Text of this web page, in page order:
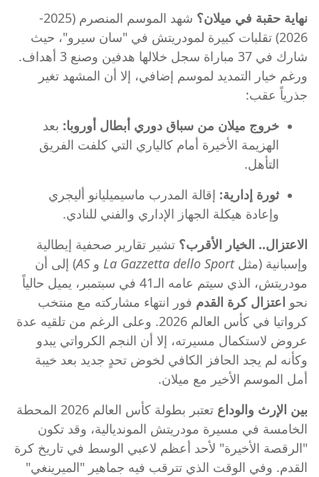
نهاية حقبة في ميلان؟
شهد الموسم المنصرم (2025-
2026) تقلبات كبيرة لمودريتش في "سان سيرو"، حيث
شارك في 37 مباراة سجل خلالها هدفين وصنع 3 أهداف.
ورغم خيار التمديد لموسم إضافي، إلا أن المشهد تغير
جذرياً عقب:
خروج ميلان من سباق دوري أبطال أوروبا: بعد
الهزيمة الأخيرة أمام كالياري التي كلفت الفريق
التأهل.
ثورة إدارية: إقالة المدرب ماسيميليانو أليجري
وإعادة هيكلة الجهاز الإداري والفني للنادي.
الاعتزال.. الخيار الأقرب؟ تشير تقارير صحفية إيطالية
وإسبانية (مثلLa Gazzetta dello Sport و AS) إلى أن
مودريتش، الذي سيتم عامه الـ41 في سبتمبر، يميل حالياً
نحو اعتزال كرة القدم فور انتهاء مشاركته مع منتخب
كرواتيا في كأس العالم 2026. وعلى الرغم من تلقيه عدة
عروض لاستكمال مسيرته، إلا أن النجم الكرواتي يبدو
وكأنه لم يجد الحافز الكافي لخوض تحدٍ جديد بعد خيبة
أمل الموسم الأخير مع ميلان.
بين الإرث والوداع
تعتبر بطولة كأس العالم 2026 المحطة
الخامسة في مسيرة مودريتش المونديالية، وقد تكون
"الرقصة الأخيرة" لأحد أعظم لاعبي الوسط في تاريخ كرة
القدم. وفي الوقت الذي تترقب فيه جماهير "الميرينغي"